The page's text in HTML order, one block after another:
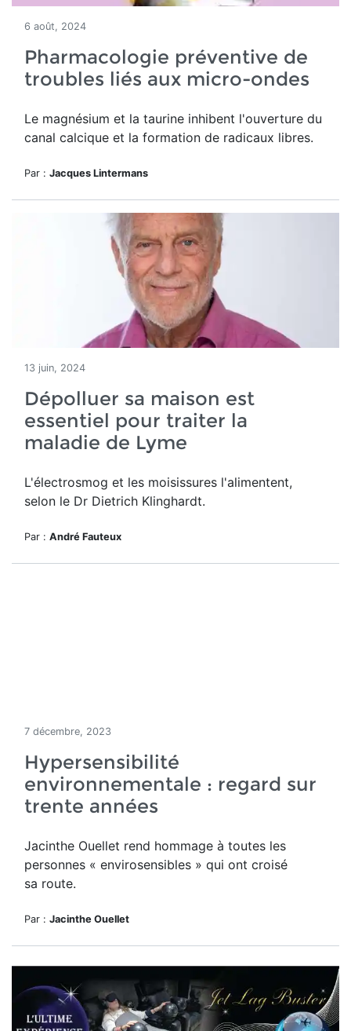
6 août, 2024
Pharmacologie préventive de
troubles liés aux micro-ondes
Le magnésium et la taurine inhibent l'ouverture du
canal calcique et la formation de radicaux libres.
Par : Jacques Lintermans
13 juin, 2024
Dépolluer sa maison est
essentiel pour traiter la
maladie de Lyme
L'électrosmog et les moisissures l'alimentent,
selon le Dr Dietrich Klinghardt.
Par : André Fauteux
7 décembre, 2023
Hypersensibilité
environnementale : regard sur
trente années
Jacinthe Ouellet rend hommage à toutes les
personnes « envirosensibles » qui ont croisé
sa route.
Par : Jacinthe Ouellet